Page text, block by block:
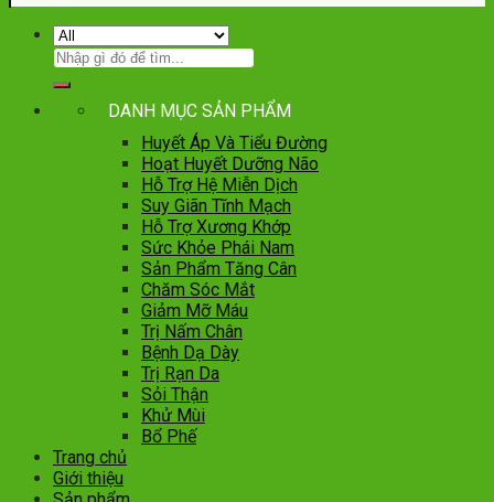
DANH MỤC SẢN PHẨM
Huyết Áp Và Tiểu Đường
Hoạt Huyết Dưỡng Não
Hỗ Trợ Hệ Miễn Dịch
Suy Giãn Tĩnh Mạch
Hỗ Trợ Xương Khớp
Sức Khỏe Phái Nam
Sản Phẩm Tăng Cân
Chăm Sóc Mắt
Giảm Mỡ Máu
Trị Nấm Chân
Bệnh Dạ Dày
Trị Rạn Da
Sỏi Thận
Khử Mùi
Bổ Phế
Trang chủ
Giới thiệu